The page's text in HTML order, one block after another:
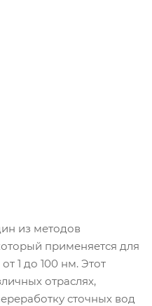
из методов
применяется для
1 до 100 нм. Этот
отраслях,
сточных вод